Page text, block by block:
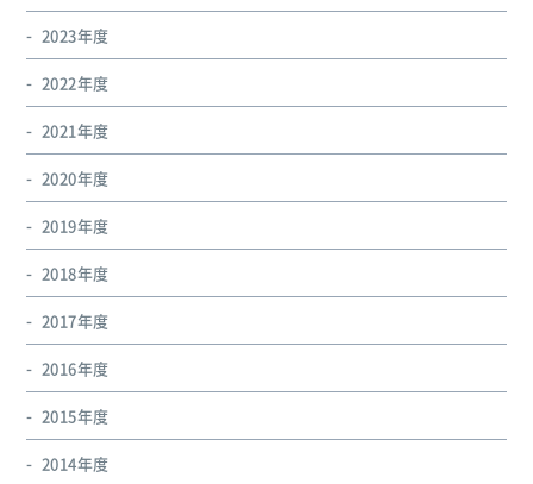
2023年度
2022年度
2021年度
2020年度
2019年度
2018年度
2017年度
2016年度
2015年度
2014年度